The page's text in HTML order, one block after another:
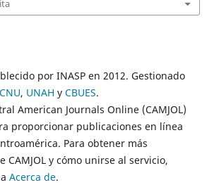
por INASP en 2012. Gestionado
CNU, UNAH y CBUES.
American Journals Online (CAMJOL)
proporcionar publicaciones en línea
Para obtener más
CAMJOL y cómo unirse al servicio,
Acerca de.